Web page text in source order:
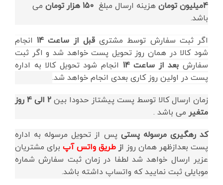
4میلیون
تومان هزینه ارسال مبلغ 150 هزار تومان
می
باشد.
اگر ثبت سفارش توسط مشتریقبل از ساعت 14
انجام
شود کالا در همان روز تحویل پست خواهد شد و اگر ثبت
سفارش بعد از ساعت 14
انجام شود تحویل کالا به اداره
پست در اولین روز کاری بعدی انجام خواهد شد.
زمان ارسال کالا توسط پست پیشتاز حدودا بین
2 الی 4 روز
متغیر می باشد .
کد رهگیری مرسوله پستی پس از تحویل مرسوله به اداره
پست بعدازظهر همان روز از طریق واتس آپ برای مشتریان
عزیر ارسال خواهد شد لطفا در زمان ثبت سفارش شماره
موبایلی ثبت نمایید که واتساپ داشته باشد.